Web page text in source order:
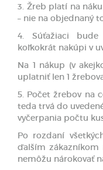
3. Žreb platí na
– nie na objednaný
4. Súťažiaci
koľkokrát nakúpi v
Na 1 nákup (v
uplatniť len 1
5. Počet žrebov na
teda trvá do
vyčerpania počtu
Po rozdaní
ďalším zákazníkom
nemôžu nárokovať